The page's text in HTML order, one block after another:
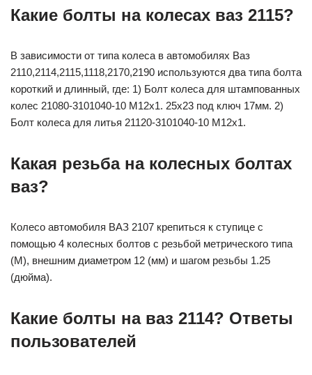
Какие болты на колесах ваз 2115?
В зависимости от типа колеса в автомобилях Ваз
2110,2114,2115,1118,2170,2190 используются два типа болта
короткий и длинный, где: 1) Болт колеса для штампованных
колес 21080-3101040-10 М12х1. 25х23 под ключ 17мм. 2)
Болт колеса для литья 21120-3101040-10 М12х1.
Какая резьба на колесных болтах
ваз?
Колесо автомобиля ВАЗ 2107 крепиться к ступице с
помощью 4 колесных болтов с резьбой метрического типа
(М), внешним диаметром 12 (мм) и шагом резьбы 1.25
(дюйма).
Какие болты на ваз 2114? Ответы
пользователей